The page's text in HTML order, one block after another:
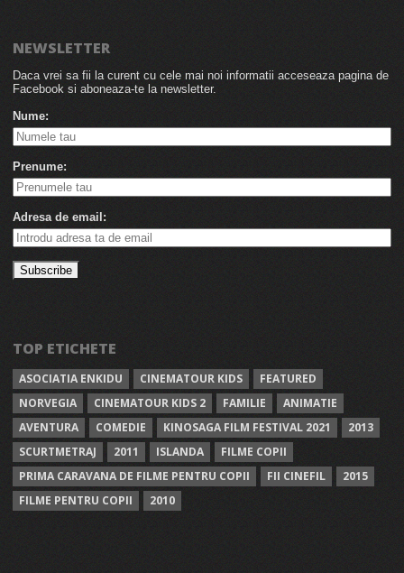
NEWSLETTER
Daca vrei sa fii la curent cu cele mai noi informatii acceseaza pagina de
Facebook si aboneaza-te la newsletter.
Nume:
Prenume:
Adresa de email:
TOP ETICHETE
ASOCIATIA ENKIDU CINEMATOUR KIDS
FEATURED
NORVEGIA
CINEMATOUR KIDS 2 FAMILIE
ANIMATIE
AVENTURA
COMEDIE KINOSAGA FILM FESTIVAL 2021
2013
SCURTMETRAJ
2011 ISLANDA
FILME COPII
PRIMA CARAVANA DE FILME PENTRU COPII
FII CINEFIL
2015
FILME PENTRU COPII
2010